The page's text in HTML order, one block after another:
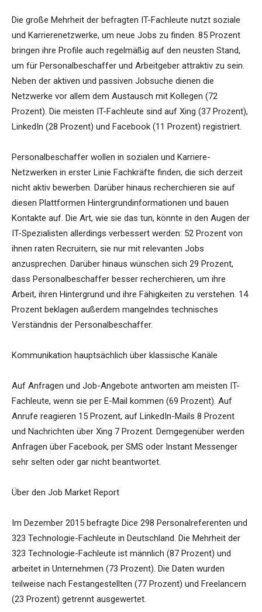
Die große Mehrheit der befragten IT-Fachleute nutzt soziale
und Karrierenetzwerke, um neue Jobs zu finden. 85 Prozent
bringen ihre Profile auch regelmäßig auf den neusten Stand,
um für Personalbeschaffer und Arbeitgeber attraktiv zu sein.
Neben der aktiven und passiven Jobsuche dienen die
Netzwerke vor allem dem Austausch mit Kollegen (72
Prozent). Die meisten IT-Fachleute sind auf Xing (37 Prozent),
LinkedIn (28 Prozent) und Facebook (11 Prozent) registriert.
Personalbeschaffer wollen in sozialen und Karriere-
Netzwerken in erster Linie Fachkräfte finden, die sich derzeit
nicht aktiv bewerben. Darüber hinaus recherchieren sie auf
diesen Plattformen Hintergrundinformationen und bauen
Kontakte auf. Die Art, wie sie das tun, könnte in den Augen der
IT-Spezialisten allerdings verbessert werden: 52 Prozent von
ihnen raten Recruitern, sie nur mit relevanten Jobs
anzusprechen. Darüber hinaus wünschen sich 29 Prozent,
dass Personalbeschaffer besser recherchieren, um ihre
Arbeit, ihren Hintergrund und ihre Fähigkeiten zu verstehen. 14
Prozent beklagen außerdem mangelndes technisches
Verständnis der Personalbeschaffer.
Kommunikation hauptsächlich über klassische Kanäle
Auf Anfragen und Job-Angebote antworten am meisten IT-
Fachleute, wenn sie per E-Mail kommen (69 Prozent). Auf
Anrufe reagieren 15 Prozent, auf LinkedIn-Mails 8 Prozent
und Nachrichten über Xing 7 Prozent. Demgegenüber werden
Anfragen über Facebook, per SMS oder Instant Messenger
sehr selten oder gar nicht beantwortet.
Über den Job Market Report
Im Dezember 2015 befragte Dice 298 Personalreferenten und
323 Technologie-Fachleute in Deutschland. Die Mehrheit der
323 Technologie-Fachleute ist männlich (87 Prozent) und
arbeitet in Unternehmen (73 Prozent). Die Daten wurden
teilweise nach Festangestellten (77 Prozent) und Freelancern
(23 Prozent) getrennt ausgewertet.